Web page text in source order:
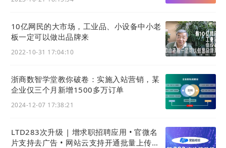
10亿网民的大市场，工业品、小设备中小老
板一定可以做出品牌来
2022-10-31 17:04:10
浙商数智学堂教你破卷：实施入站营销，某
企业仅三个月新增1500多万订单
2024-12-07 17:38:21
LTD283次升级 | 增求职招聘应用 • 官微名
片支持去广告 • 网站云支持开通批量上传与